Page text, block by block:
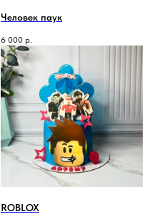
Человек паук
6 000 р.
ROBLOX